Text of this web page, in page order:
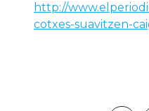
http://
cotxes-suavitzen-